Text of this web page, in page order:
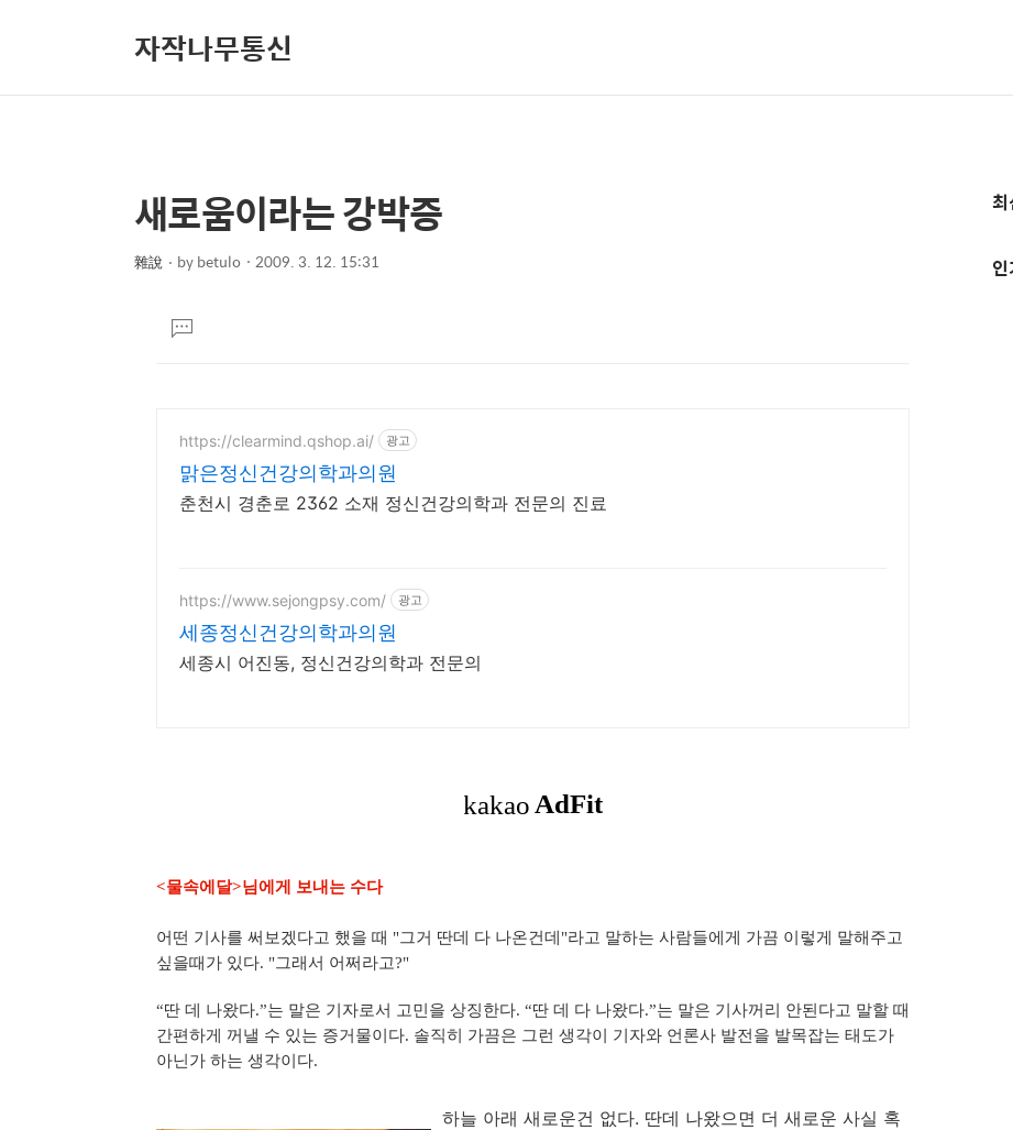
자작나무통신
상
컨
본
문
제
새로움이라는 강박증
雜說 bybetulo 2009. 3. 12. 15:31
댓
글
https://clearmind.qshop.ai/ 광고
맑은정신건강의학과의원
춘천시 경춘로 2362 소재 정신건강의학과 전문의 진료
https://www.sejongpsy.com/ 광고
세종정신건강의학과의원
세종시 어진동, 정신건강의학과 전문의
<물속에달>님에게 보내는 수다
어떤 기사를 써보겠다고 했을 때 "그거 딴데 다 나온건데"라고 말하는 사람들에게 가끔 이렇게 말해주고
싶을때가 있다. "그래서 어쩌라고?"
“딴 데 나왔다.”는 말은 기자로서 고민을 상징한다. “딴 데 다 나왔다.”는 말은 기사꺼리 안된다고 말할 때
간편하게 꺼낼 수 있는 증거물이다. 솔직히 가끔은 그런 생각이 기자와 언론사 발전을 발목잡는 태도가
아닌가 하는 생각이다.
하늘 아래 새로운건 없다. 딴데 나왔으면 더 새로운 사실 혹
추
정